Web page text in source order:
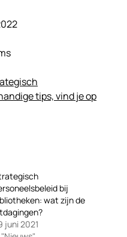
tips, vind je op
bij
wat zijn de
juni 2021